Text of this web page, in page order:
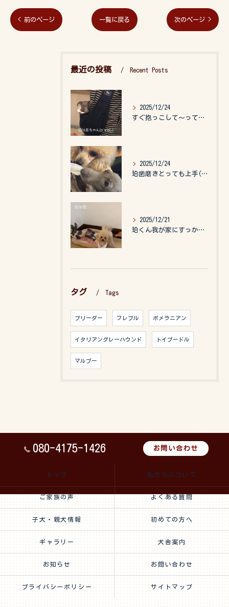
< 前のページ 一覧に戻る 次のページ >
最近の投稿 Recent Posts
2025/12/24
すぐ抱っこして〜って言うので、抱っこ紐に入れてゆらゆら☺️
2025/12/24
珀歯磨きとっても上手(о´∀`о)
2025/12/21
珀くん我が家にすっかりなれて、キッズのお世話もしてくれて、今...
タグ Tags
ブリーダー フレブル ポメラニアン
イタリアングレーハウンド トイプードル
マルプー
080-4175-1426 お問い合わせ
トップ 私たちについて
ご家族の声 よくある質問
子犬・親犬情報 初めての方へ
ギャラリー 犬舎案内
お知らせ お問い合わせ
プライバシーポリシー サイトマップ